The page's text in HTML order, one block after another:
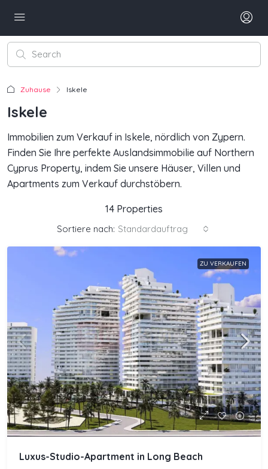
Zuhause Iskele
Iskele
Immobilien zum Verkauf in Iskele, nördlich von Zypern.
Finden Sie Ihre perfekte Auslandsimmobilie auf Northern
Cyprus Property, indem Sie unsere Häuser, Villen und
Apartments zum Verkauf durchstöbern.
14 Properties
Sortiere nach: Standardauftrag
ZU VERKAUFEN
Luxus-Studio-Apartment in Long Beach